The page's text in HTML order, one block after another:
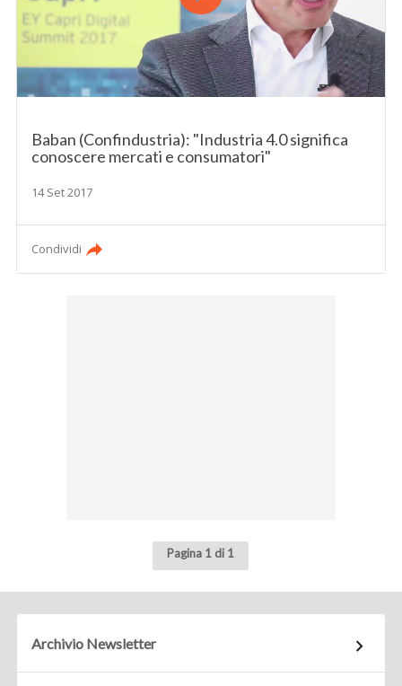
Baban (Confindustria): "Industria 4.0 significa
conoscere mercati e consumatori"
14 Set 2017
Condividi
Pagina 1 di 1
Archivio Newsletter